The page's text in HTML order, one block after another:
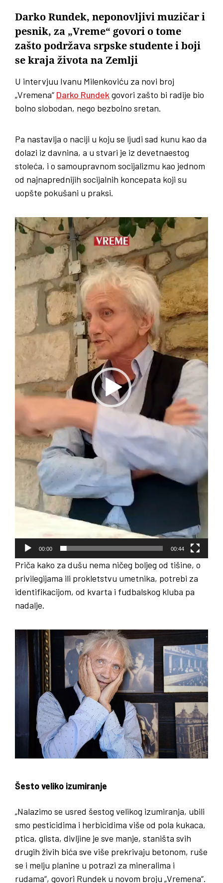
Darko Rundek, neponovljivi muzičar i
pesnik, za „Vreme“ govori o tome
zašto podržava srpske studente i boji
se kraja života na Zemlji
U intervjuu Ivanu Milenkoviću za novi broj
„Vremena“ Darko Rundek govori zašto bi radije bio
bolno slobodan, nego bezbolno sretan.
Pa nastavlja o naciji u koju se ljudi sad kunu kao da
dolazi iz davnina, a u stvari je iz devetnaestog
stoleća, i o samoupravnom socijalizmu kao jednom
od najnaprednijih socijalnih koncepata koji su
uopšte pokušani u praksi.
Pregledač
video
zapisa
00:00 00:44
Priča kako za dušu nema ničeg boljeg od tišine, o
privilegijama ili prokletstvu umetnika, potrebi za
identifikacijom, od kvarta i fudbalskog kluba pa
nadalje.
Šesto veliko izumiranje
„Nalazimo se usred šestog velikog izumiranja, ubili
smo pesticidima i herbicidima više od pola kukaca,
ptica, glista, divljine je sve manje, staništa svih
drugih živih bića sve više prekrivaju betonom, ruše
se i melju planine u potrazi za mineralima i
rudama“, govori Rundek u novom broju „Vremena“.